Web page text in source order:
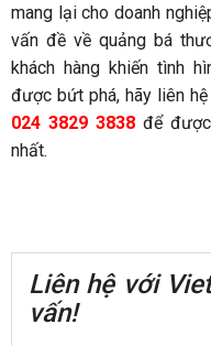
mang lại cho doanh
vấn đề về quảng bá
khách hàng khiến tình
được bứt phá, hãy liên
024 3829 3838để được
nhất.
Liên hệ với
vấn!